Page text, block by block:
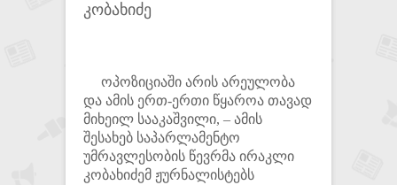
კობახიძე
ოპოზიციაში არის არეულობა
და ამის ერთ-ერთი წყაროა თავად
მიხეილ სააკაშვილი, – ამის
შესახებ საპარლამენტო
უმრავლესობის წევრმა ირაკლი
კობახიძემ ჟურნალისტებს